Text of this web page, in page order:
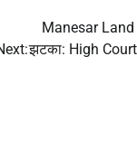
Manesar Land
झटका: High Court